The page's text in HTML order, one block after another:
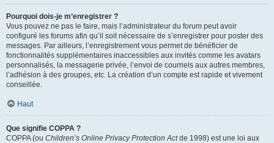
Pourquoi dois-je m’enregistrer ?
Vous pouvez ne pas le faire, mais l’administrateur du forum peut avoir
configuré les forums afin qu’il soit nécessaire de s’enregistrer pour poster des
messages. Par ailleurs, l’enregistrement vous permet de bénéficier de
fonctionnalités supplémentaires inaccessibles aux invités comme les avatars
personnalisés, la messagerie privée, l’envoi de courriels aux autres membres,
l’adhésion à des groupes, etc. La création d’un compte est rapide et vivement
conseillée.
Haut
Que signifie COPPA ?
COPPA (ou Children’s Online Privacy Protection Actde 1998) est une loi aux